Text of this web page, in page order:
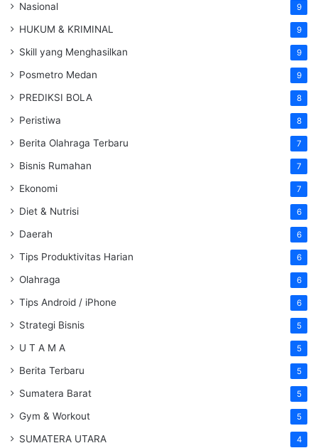
Nasional 9
HUKUM & KRIMINAL 9
Skill yang Menghasilkan 9
Posmetro Medan 9
PREDIKSI BOLA 8
Peristiwa 8
Berita Olahraga Terbaru 7
Bisnis Rumahan 7
Ekonomi 7
Diet & Nutrisi 6
Daerah 6
Tips Produktivitas Harian 6
Olahraga 6
Tips Android / iPhone 6
Strategi Bisnis 5
U T A M A 5
Berita Terbaru 5
Sumatera Barat 5
Gym & Workout 5
SUMATERA UTARA 4